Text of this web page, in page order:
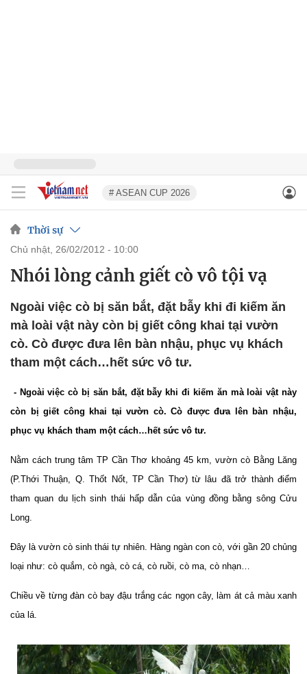
# ASEAN CUP 2026
Thời sự
chủ nhật, 26/02/2012 - 10:00
Nhói lòng cảnh giết cò vô tội vạ
Ngoài việc cò bị săn bắt, đặt bẫy khi đi kiếm ăn
mà loài vật này còn bị giết công khai tại vườn
cò. Cò được đưa lên bàn nhậu, phục vụ khách
tham một cách…hết sức vô tư.
- Ngoài việc cò bị săn bắt, đặt bẫy khi đi kiếm ăn mà loài vật này
còn bị giết công khai tại vườn cò. Cò được đưa lên bàn nhậu,
phục vụ khách tham một cách…hết sức vô tư.
Nằm cách trung tâm TP Cần Thơ khoảng 45 km, vườn cò Bằng Lăng
(P.Thới Thuận, Q. Thốt Nốt, TP Cần Thơ) từ lâu đã trở thành điểm
tham quan du lịch sinh thái hấp dẫn của vùng đồng bằng sông Cửu
Long.
Đây là vườn cò sinh thái tự nhiên. Hàng ngàn con cò, với gần 20 chủng
loại như: cò quắm, cò ngà, cò cá, cò ruồi, cò ma, cò nhạn…
Chiều về từng đàn cò bay đậu trắng các ngọn cây, làm át cả màu xanh
của lá.